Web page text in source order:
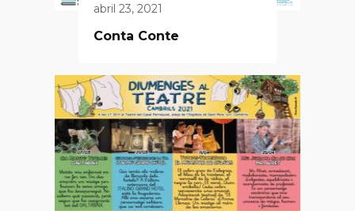
abril 23, 2021
Conta Conte